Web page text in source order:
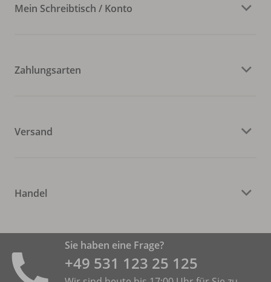
Mein Schreibtisch / Konto
Zahlungsarten
Versand
Handel
Sie haben eine Frage?
+49 531 ­123 25 125